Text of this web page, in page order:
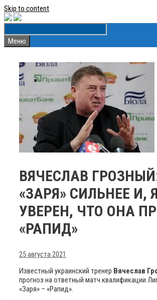
Skip to content
Меню
ВЯЧЕСЛАВ
«ЗАРЯ» СИЛЬНЕЕ И, Я
УВЕРЕН, ЧТО ОНА
«РАПИД»
25 августа 2021
Известный украинский тренер Вячеслав
прогноз на ответный матч квалификации
«Заря» – «Рапид».